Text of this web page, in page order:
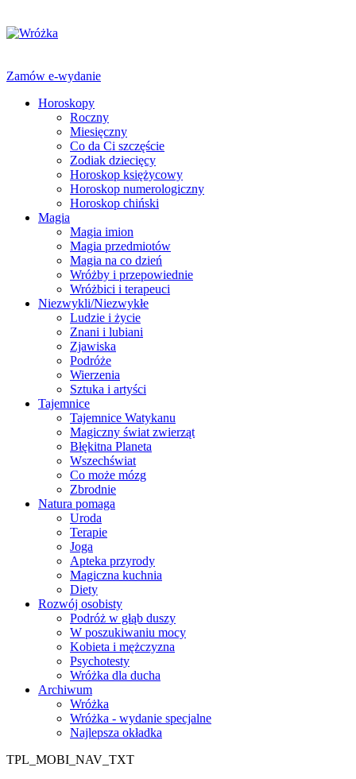
Zamów e-wydanie
Horoskopy
Roczny
Miesięczny
Co da Ci szczęście
Zodiak dziecięcy
Horoskop księżycowy
Horoskop numerologiczny
Horoskop chiński
Magia
Magia imion
Magia przedmiotów
Magia na co dzień
Wróżby i przepowiednie
Wróżbici i terapeuci
Niezwykli/Niezwykłe
Ludzie i życie
Znani i lubiani
Zjawiska
Podróże
Wierzenia
Sztuka i artyści
Tajemnice
Tajemnice Watykanu
Magiczny świat zwierząt
Błękitna Planeta
Wszechświat
Co może mózg
Zbrodnie
Natura pomaga
Uroda
Terapie
Joga
Apteka przyrody
Magiczna kuchnia
Diety
Rozwój osobisty
Podróż w głąb duszy
W poszukiwaniu mocy
Kobieta i mężczyzna
Psychotesty
Wróżka dla ducha
Archiwum
Wróżka
Wróżka - wydanie specjalne
Najlepsza okładka
TPL_MOBI_NAV_TXT